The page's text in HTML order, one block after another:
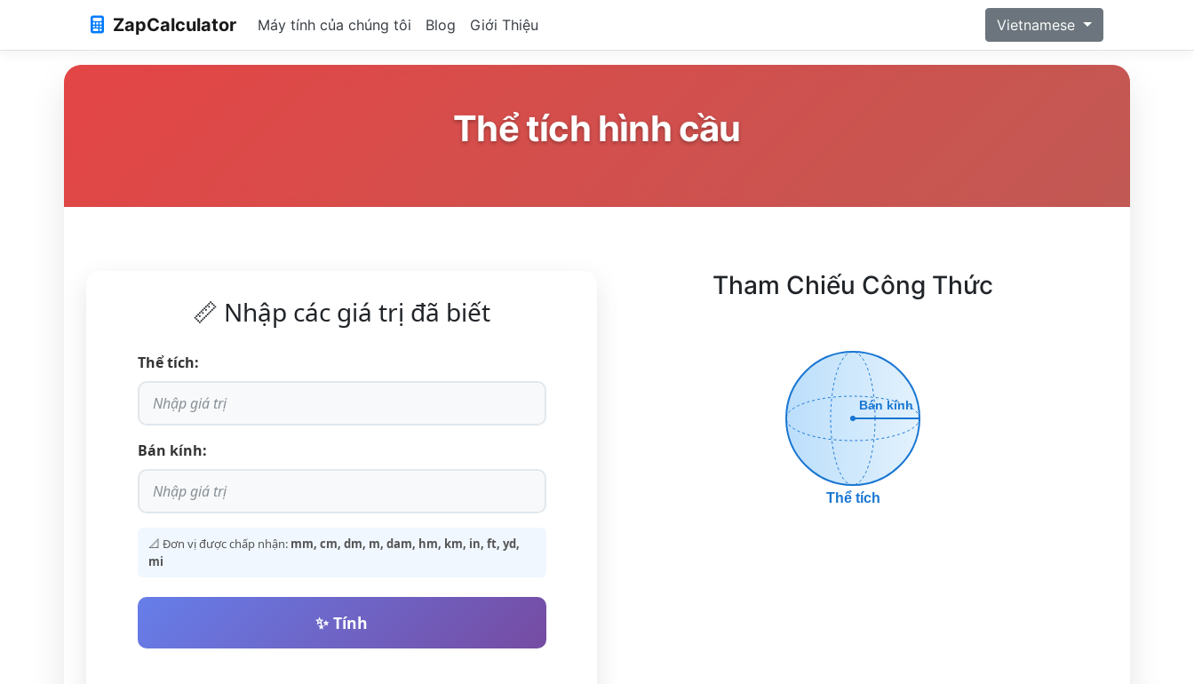
ZapCalculator Máy tính của chúng tôi Blog Giới Thiệu Vietnamese
Thể tích hình cầu
📏 Nhập các giá trị đã biết
Thể tích:
Bán kính:
📐 Đơn vị được chấp nhận: mm, cm, dm, m, dam, hm, km, in, ft, yd,
mi
✨ Tính
Tham Chiếu Công Thức
Bán kính
Thể tích